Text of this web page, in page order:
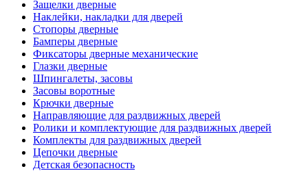
Защелки дверные
Наклейки, накладки для дверей
Стопоры дверные
Бамперы дверные
Фиксаторы дверные механические
Глазки дверные
Шпингалеты, засовы
Засовы воротные
Крючки дверные
Направляющие для раздвижных дверей
Ролики и комплектующие для раздвижных дверей
Комплекты для раздвижных дверей
Цепочки дверные
Детская безопасность